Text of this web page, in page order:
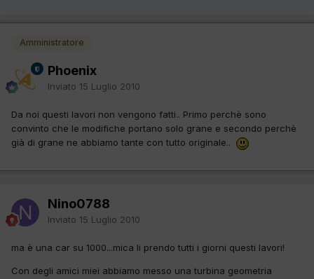
Amministratore
Phoenix
Inviato 15 Luglio 2010
Da noi questi lavori non vengono fatti.. Primo perchè sono
convinto che le modifiche portano solo grane e secondo perchè
già di grane ne abbiamo tante con tutto originale..
Nino0788
Inviato 15 Luglio 2010
ma è una car su 1000...mica li prendo tutti i giorni questi lavori!
Con degli amici miei abbiamo messo una turbina geometria